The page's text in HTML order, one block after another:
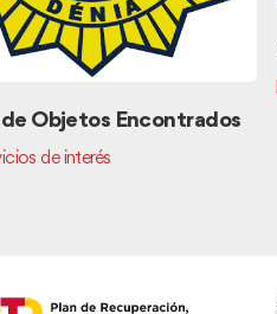
Objetos Encontrados
de interés